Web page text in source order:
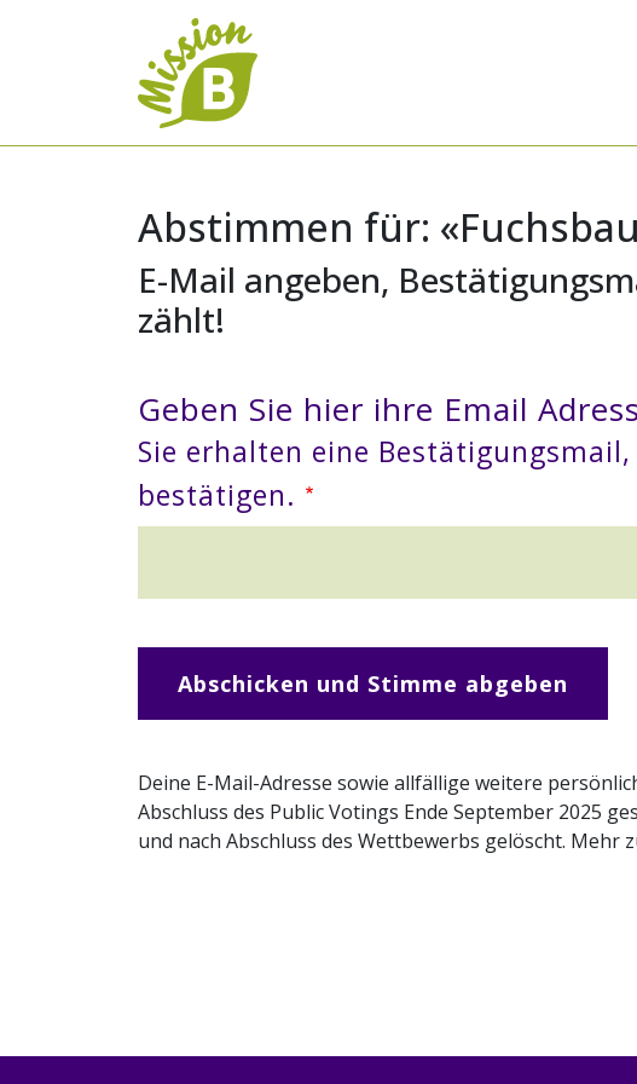
Abstimmen für:
E-Mail angeben,
zählt!
Geben Sie hier ihre Email
Sie erhalten eine
bestätigen.
Abschicken und Stimme abgeben
Deine E-Mail-Adresse sowie allfällige weitere
Abschluss des Public Votings Ende September 2025
und nach Abschluss des Wettbewerbs gelöscht. Mehr